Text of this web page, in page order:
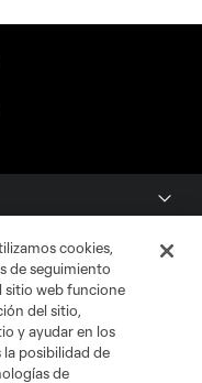
cookies,
de seguimiento
sitio web funcione
del sitio,
y ayudar en los
la posibilidad de
de